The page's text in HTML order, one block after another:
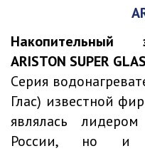
Накопительный
ARISTON SUPER
Cерия
Глас) известной
являлась
России, но и